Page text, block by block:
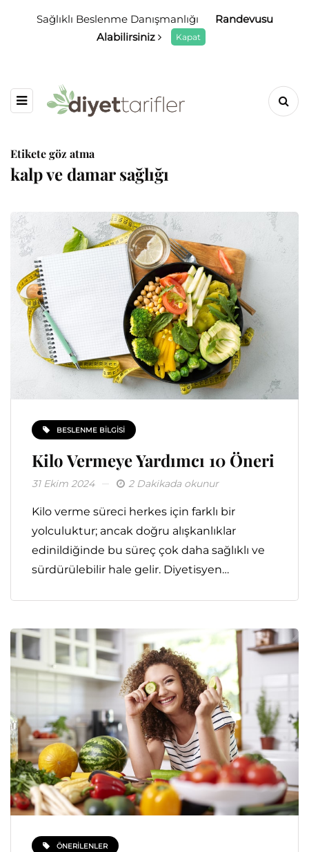
Sağlıklı Beslenme Danışmanlığı
Randevusu
Alabilirsiniz
Kapat
Etikete göz atma
kalp ve damar sağlığı
BESLENME BILGISI
Kilo Vermeye Yardımcı 10 Öneri
31 Ekim 2024 2 Dakikada okunur
Kilo verme süreci herkes için farklı bir
yolculuktur; ancak doğru alışkanlıklar
edinildiğinde bu süreç çok daha sağlıklı ve
sürdürülebilir hale gelir. Diyetisyen…
ÖNERILENLER